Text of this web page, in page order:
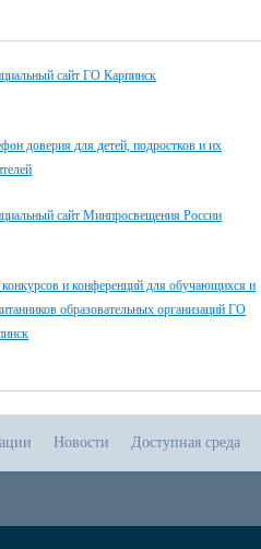
сайт ГО Карпинск
доверия для детей, подростков и их
сайт Минпросвещения России
конкурсов и конференций для обучающихся и
образовательных организаций ГО
Новости Доступная среда